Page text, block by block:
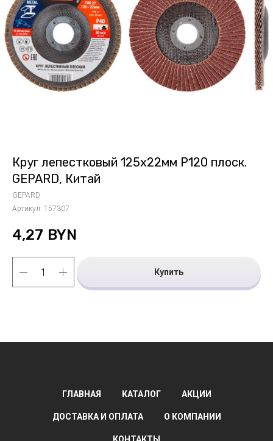
Круг лепестковый 125х22мм P120 плоск.
GEPARD, Китай
GEPARD
Артикул: 157307
4,27 BYN
Купить
ГЛАВНАЯ КАТАЛОГ АКЦИИ
ДОСТАВКА И ОПЛАТА О КОМПАНИИ